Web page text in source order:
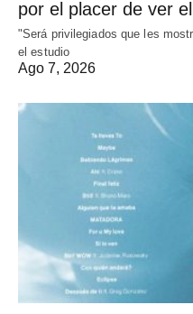
por el placer de ver
"Será privilegiados que les
el estudio
Ago 7, 2026